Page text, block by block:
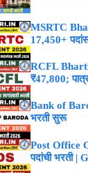
MSRTC
17,450+
RCFL Bharti
₹47,800;
Bank of
भरती सुरू
Post Office
पदांची भरती